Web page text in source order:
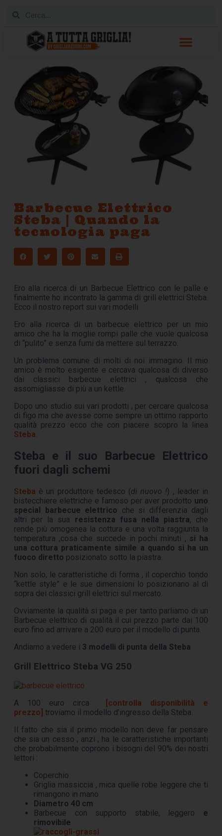
Barbecue Elettrico
Steba | Quando la
tecnologia paga
Ero alla ricerca di un Barbecue Elettrico con le palle e
finalmente ho incontrato la gamma di grill elettrici Steba.
Ecco il nostro report sui vari modelli
Ero alla ricerca di un barbecue elettrico per un mio
amico che ha la moglie rompi palle che vuole qualcosa
di “pulito” e senza fumi da mettere sul terrazzo.
Un problema comune di molti di noi immagino. Il mio
amico è molto esigente e cercava qualcosa di diverso
dai classici barbecue elettrici , qualcosa che
assomigliasse di più a un kettle.
Dopo uno studio sui vari prodotti , per cercare qualcosa
di figo ma che avesse come sempre un ottimo rapporto
qualità prezzo ecco che con piacere scopro la linea
Steba.
Steba e il suo Barbecue Elettrico
fuori dagli schemi
Steba è un produttore tedesco (di nuovo !) , leader in
bistecchiere elettriche e famoso per aver prodotto uno
special barbecue elettrico che si differenzia dagli
altri per la sua resistenza fusa nella piastra, che
rende più omogenea la cottura e una volta raggiunta la
temperatura ,cosa che succede in pochi minuti , si ha
una cottura praticamente simile a quando si ha un
fuoco diretto posizionato sotto la piastra.
Non solo, le caratteristiche di forma , il coperchio tondo
“kettle style” e le sue dimensioni lo posizionano al di
sopra dei classici grill elettrici sul mercato.
Ovviamente la qualità si paga e per tanto parliamo di un
Barbecue elettrico di qualità il cui prezzo parte dai 100
euro fino ad arrivare a 200 euro per il modello di punta.
Andiamo a vedere i 3 modelli di punta della Steba
Grill Elettrico Steba VG 250
A 100 euro circa
[controlla disponibilità e
prezzo] troviamo il modello d’ingresso della Steba.
Il fatto che sia il primo modello non deve far pensare
che sia un cesso , anzi , ha le caratteristiche importanti
che probabilmente coprono i bisogni del 90% dei nostri
lettori :
Coperchio
Griglia massiccia , mica quelle robe leggere che ti
rimangono in mano
Diametro 40 cm
Barbecue con supporto stabile, leggero e
rimovibile